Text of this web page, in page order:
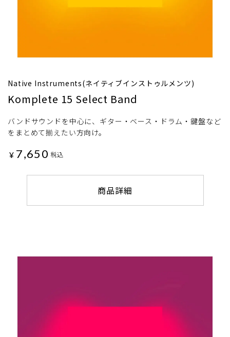
Native Instruments(ネイティブインストゥルメンツ)
Komplete 15 Select Band
バンドサウンドを中心に、ギター・ベース・ドラム・鍵盤など
をまとめて揃えたい方向け。
¥ 7,650 税込
商品詳細